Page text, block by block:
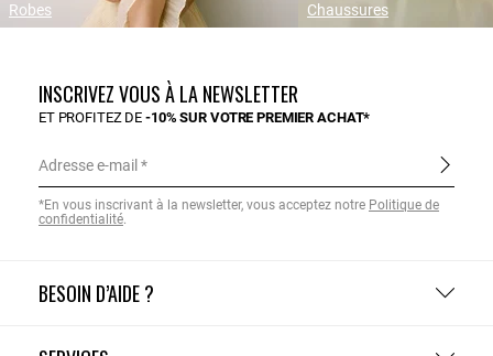
Robes Chaussures
BESOIN D’AIDE ?
INSCRIVEZ VOUS À LA NEWSLETTER
ET PROFITEZ DE-10% SUR VOTRE PREMIER ACHAT*
Adresse e-mail
*En vous inscrivant à la newsletter, vous acceptez notre Politique de
confidentialité.